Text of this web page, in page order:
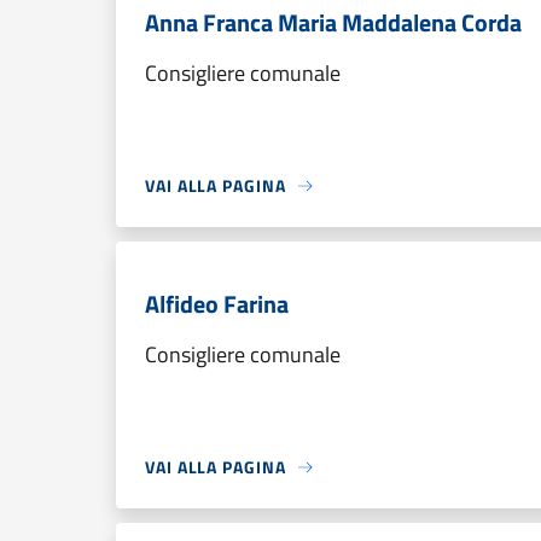
Anna Franca Maria Maddalena Corda
Consigliere comunale
VAI ALLA PAGINA
Alfideo Farina
Consigliere comunale
VAI ALLA PAGINA